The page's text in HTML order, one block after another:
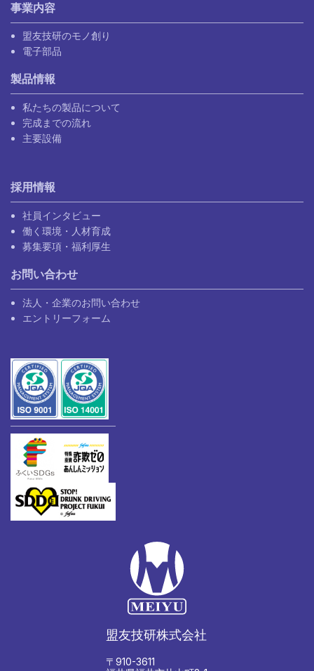
事業内容
盟友技研のモノ創り
電子部品
製品情報
私たちの製品について
完成までの流れ
主要設備
採用情報
社員インタビュー
働く環境・人材育成
募集要項・福利厚生
お問い合わせ
法人・企業のお問い合わせ
エントリーフォーム
盟友技研株式会社
〒910-3611